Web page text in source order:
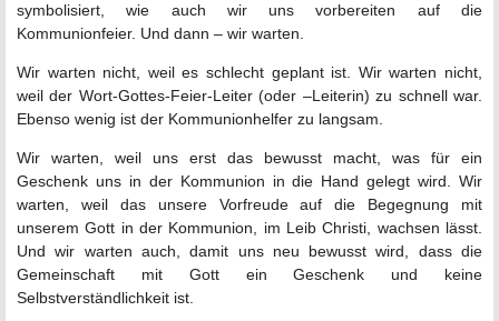
symbolisiert, wie auch wir uns vorbereiten auf die
Kommunionfeier. Und dann – wir warten.
Wir warten nicht, weil es schlecht geplant ist. Wir warten nicht,
weil der Wort-Gottes-Feier-Leiter (oder –Leiterin) zu schnell war.
Ebenso wenig ist der Kommunionhelfer zu langsam.
Wir warten, weil uns erst das bewusst macht, was für ein
Geschenk uns in der Kommunion in die Hand gelegt wird. Wir
warten, weil das unsere Vorfreude auf die Begegnung mit
unserem Gott in der Kommunion, im Leib Christi, wachsen lässt.
Und wir warten auch, damit uns neu bewusst wird, dass die
Gemeinschaft mit Gott ein Geschenk und keine
Selbstverständlichkeit ist.